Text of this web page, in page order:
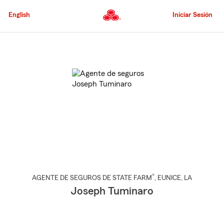
al
principal
English Iniciar Sesión
AGENTE DE SEGUROS DE STATE FARM®, EUNICE, LA
Joseph Tuminaro